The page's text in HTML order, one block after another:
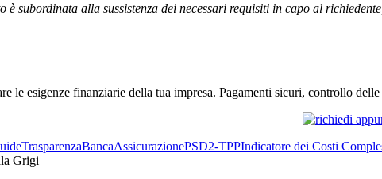
è subordinata alla sussistenza dei necessari requisiti in capo al
le esigenze finanziarie della tua impresa. Pagamenti sicuri, controllo
TrasparenzaBancaAssicurazionePSD2-TPPIndicatore dei Costi